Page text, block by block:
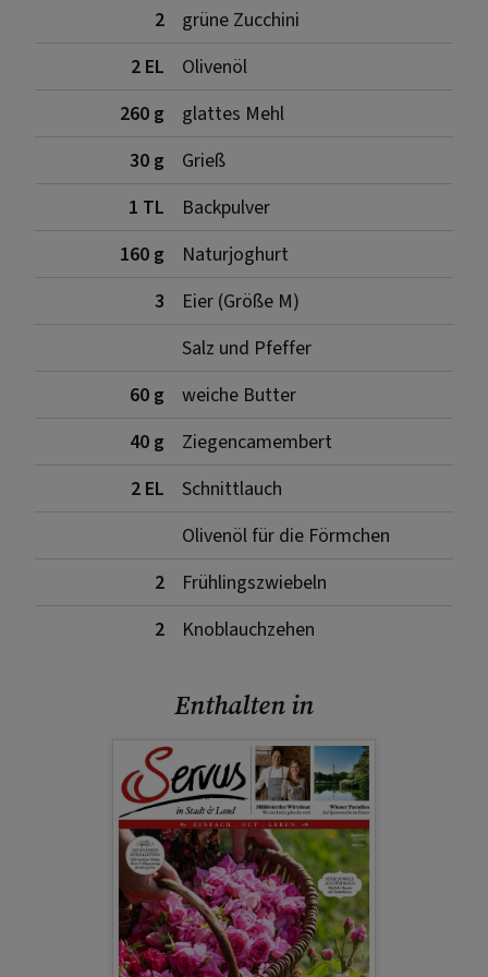
2
grüne Zucchini
2 EL
Olivenöl
260 g
glattes Mehl
30 g
Grieß
1 TL
Backpulver
160 g
Naturjoghurt
3
Eier (Größe M)
Salz und Pfeffer
60 g
weiche Butter
40 g
Ziegencamembert
2 EL
Schnittlauch
Olivenöl für die Förmchen
2
Frühlingszwiebeln
2
Knoblauchzehen
Enthalten in